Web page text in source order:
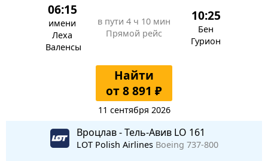
06:15
имени
Леха
Валенсы
в пути 4 ч 10 мин
Прямой рейс
10:25
Бен
Гурион
Найти
от 8 891 ₽
11 сентября 2026
Вроцлав - Тель-Авив LO 161
LOT Polish Airlines Boeing 737-800